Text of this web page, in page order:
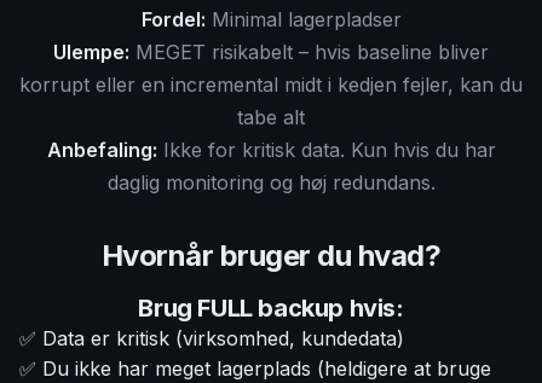
Fordel: Minimal lagerpladser
Ulempe: MEGET risikabelt – hvis baseline bliver
korrupt eller en incremental midt i kedjen fejler, kan du
tabe alt
Anbefaling: Ikke for kritisk data. Kun hvis du har
daglig monitoring og høj redundans.
Hvornår bruger du hvad?
Brug FULL backup hvis:
✅ Data er kritisk (virksomhed, kundedata)
✅ Du ikke har meget lagerplads (heldigere at bruge